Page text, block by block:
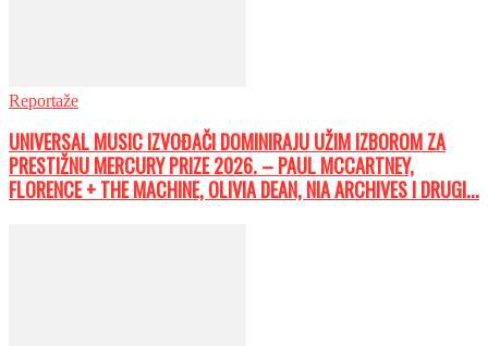
Reportaže
UNIVERSAL MUSIC IZVOĐAČI DOMINIRAJU UŽIM IZBOROM ZA
PRESTIŽNU MERCURY PRIZE 2026. – PAUL MCCARTNEY,
FLORENCE + THE MACHINE, OLIVIA DEAN, NIA ARCHIVES I DRUGI...